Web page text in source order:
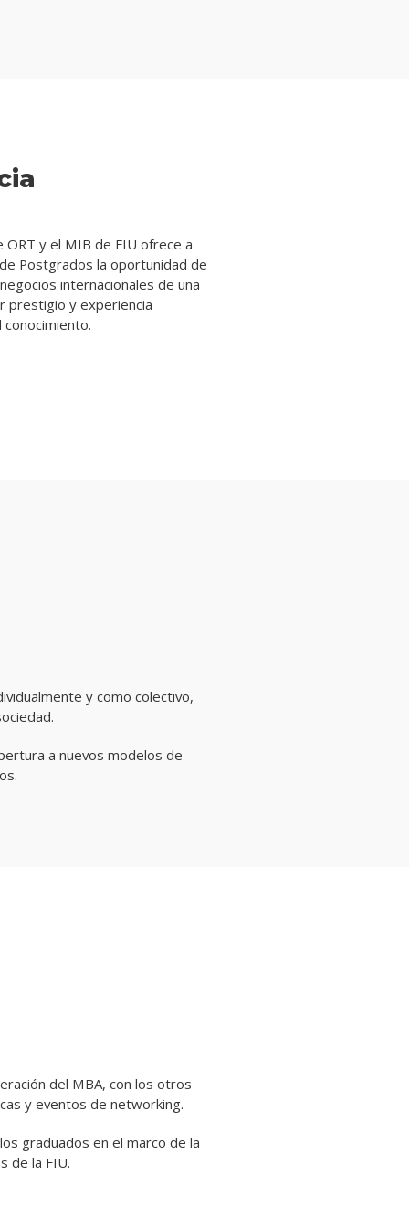
ORT y el MIB de FIU ofrece a
Postgrados la oportunidad de
internacionales de una
prestigio y experiencia
conocimiento.
y como colectivo,
a nuevos modelos de
del MBA, con los otros
y eventos de networking.
graduados en el marco de la
de la FIU.